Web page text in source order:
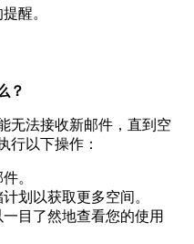
醒。
？
无法接收新邮件，直到空
行以下操作：
。
划以获取更多空间。
目了然地查看您的使用